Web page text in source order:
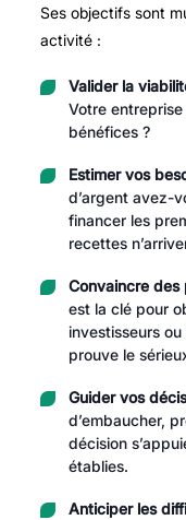
Ses objectifs sont
activité :
Valider la
Votre
bénéfices ?
Estimer vos
d’argent avez-
financer les
recettes
Convaincre des
est la clé pour
investisseurs
prouve le
Guider vos
d’embaucher,
décision
établies.
Anticiper les